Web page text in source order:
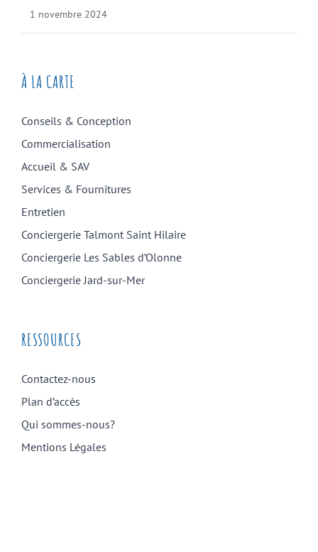
1 novembre 2024
À LA CARTE
Conseils & Conception
Commercialisation
Accueil & SAV
Services & Fournitures
Entretien
Conciergerie Talmont Saint Hilaire
Conciergerie Les Sables d’Olonne
Conciergerie Jard-sur-Mer
RESSOURCES
Contactez-nous
Plan d’accès
Qui sommes-nous?
Mentions Légales